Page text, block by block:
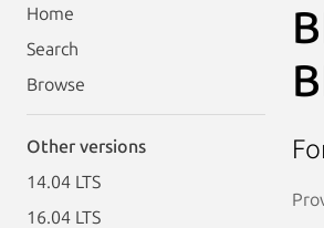
Home
Search
Browse
Other versions
14.04 LTS
16.04 LTS